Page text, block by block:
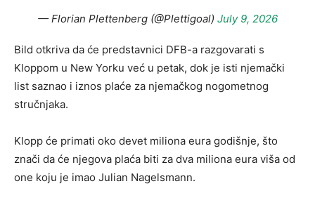
— Florian Plettenberg (@Plettigoal) July 9, 2026
Bild otkriva da će predstavnici DFB-a razgovarati s
Kloppom u New Yorku već u petak, dok je isti njemački
list saznao i iznos plaće za njemačkog nogometnog
stručnjaka.
Klopp će primati oko devet miliona eura godišnje, što
znači da će njegova plaća biti za dva miliona eura viša od
one koju je imao Julian Nagelsmann.